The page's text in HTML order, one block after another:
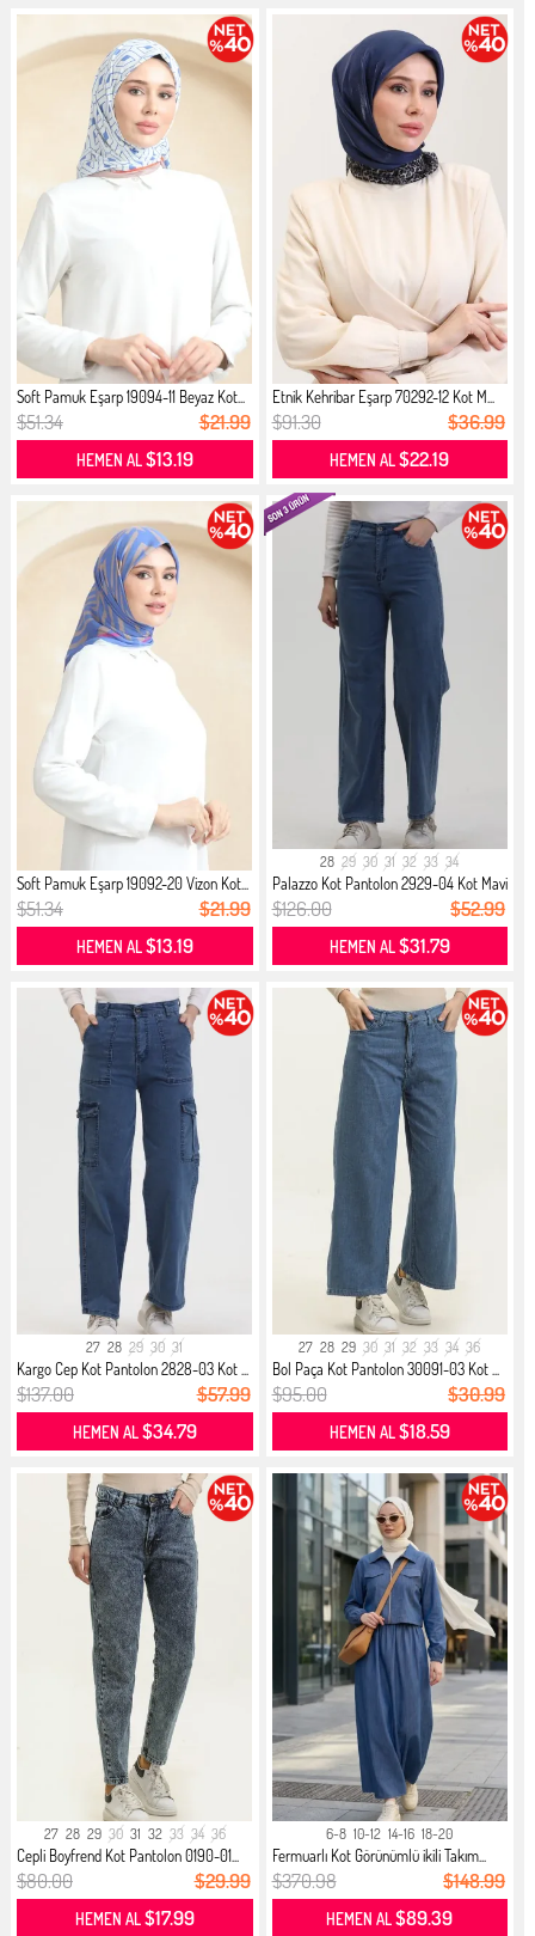
Soft Pamuk Eşarp 19094-11 Beyaz Kot...
$51.34 $21.99
HEMEN AL$13.19
Etnik Kehribar Eşarp 70292-12 Kot M...
$91.30 $36.99
HEMEN AL$22.19
Soft Pamuk Eşarp 19092-20 Vizon Kot...
$51.34 $21.99
HEMEN AL$13.19
28 29 30 31 32 33 34
Palazzo Kot Pantolon 2929-04 Kot Mavi
$126.00 $52.99
HEMEN AL$31.79
27 28 29 30 31
Kargo Cep Kot Pantolon 2828-03 Kot ...
$137.00 $57.99
HEMEN AL$34.79
27 28 29 30 31 32 33 34 36
Bol Paça Kot Pantolon 30091-03 Kot ...
$95.00 $30.99
HEMEN AL$18.59
27 28 29 30 31 32 33 34 36
Cepli Boyfrend Kot Pantolon 0190-01...
$80.00 $29.99
HEMEN AL$17.99
6-8 10-12 14-16 18-20
Fermuarlı Kot Görünümlü ikili Takım...
$370.98 $148.99
HEMEN AL$89.39